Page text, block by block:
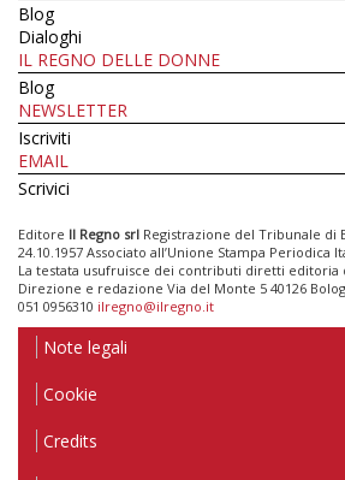
Blog
Dialoghi
IL REGNO DELLE DONNE
Blog
NEWSLETTER
Iscriviti
EMAIL
Scrivici
Editore Il Regno srl Registrazione del Tribunale di
24.10.1957 Associato all’Unione Stampa Periodica
La testata usufruisce dei contributi diretti editoria
Direzione e redazione Via del Monte 5 40126
051 0956310 ilregno@ilregno.it
Note legali
Cookie
Credits